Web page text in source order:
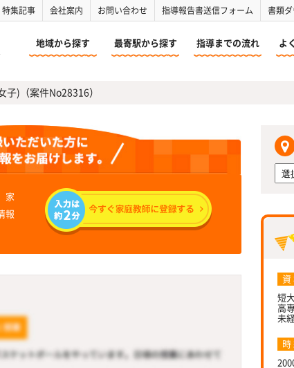
特集記事 会社案内 お問い合わせ 指導報告書送信フォーム 書類
地域から探す 最寄駅から探す 指導までの流れ よ
子)（案件No28316）
家
報
資
短
高
未
時